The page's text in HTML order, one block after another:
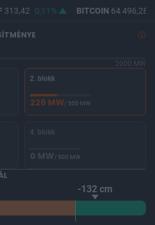
313,42 0,11% BITCOIN 64 496,28
2000 MW
2. blokk
226 MW/ 500 MW
4. blokk
0 MW/ 500 MW
-132 cm